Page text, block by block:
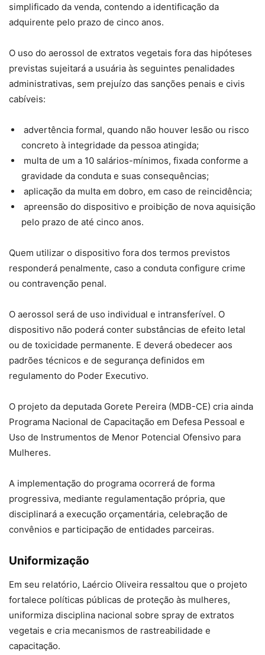
simplificado da venda, contendo a identificação da
adquirente pelo prazo de cinco anos.
O uso do aerossol de extratos vegetais fora das hipóteses
previstas sujeitará a usuária às seguintes penalidades
administrativas, sem prejuízo das sanções penais e civis
cabíveis:
advertência formal, quando não houver lesão ou risco
concreto à integridade da pessoa atingida;
multa de um a 10 salários-mínimos, fixada conforme a
gravidade da conduta e suas consequências;
aplicação da multa em dobro, em caso de reincidência;
apreensão do dispositivo e proibição de nova aquisição
pelo prazo de até cinco anos.
Quem utilizar o dispositivo fora dos termos previstos
responderá penalmente, caso a conduta configure crime
ou contravenção penal.
O aerossol será de uso individual e intransferível. O
dispositivo não poderá conter substâncias de efeito letal
ou de toxicidade permanente. E deverá obedecer aos
padrões técnicos e de segurança definidos em
regulamento do Poder Executivo.
O projeto da deputada Gorete Pereira (MDB-CE) cria ainda
Programa Nacional de Capacitação em Defesa Pessoal e
Uso de Instrumentos de Menor Potencial Ofensivo para
Mulheres.
A implementação do programa ocorrerá de forma
progressiva, mediante regulamentação própria, que
disciplinará a execução orçamentária, celebração de
convênios e participação de entidades parceiras.
Uniformização
Em seu relatório, Laércio Oliveira ressaltou que o projeto
fortalece políticas públicas de proteção às mulheres,
uniformiza disciplina nacional sobre spray de extratos
vegetais e cria mecanismos de rastreabilidade e
capacitação.